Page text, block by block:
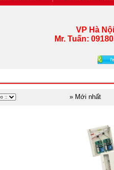
VP Hà Nội
Mr. Tuấn:
» Mới nhất